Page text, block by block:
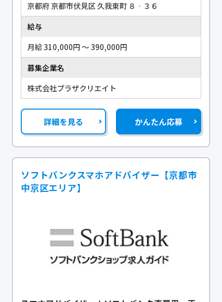
京都府 京都市伏見区 久我東町 ８‐３６
給与
月給 310,000円 〜 390,000円
募集企業名
株式会社プラザクリエイト
詳細を見る かんたん応募
ソフトバンクスマホアドバイザー【京都市
中京区エリア】